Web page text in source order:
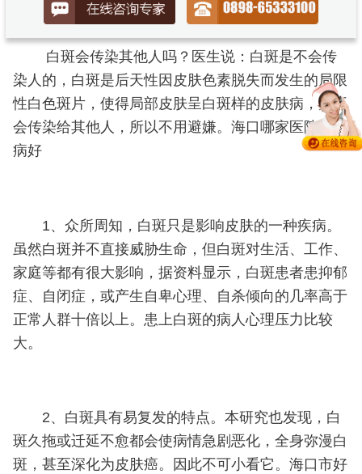
白斑会传染其他人吗？医生说：白斑是不会传
染人的，白斑是后天性因皮肤色素脱失而发生的局限
性白色斑片，使得局部皮肤呈白斑样的皮肤病，并不
会传染给其他人，所以不用避嫌。海口哪家医院皮肤
病好
1、众所周知，白斑只是影响皮肤的一种疾病。
虽然白斑并不直接威胁生命，但白斑对生活、工作、
家庭等都有很大影响，据资料显示，白斑患者患抑郁
症、自闭症，或产生自卑心理、自杀倾向的几率高于
正常人群十倍以上。患上白斑的病人心理压力比较
大。
2、白斑具有易复发的特点。本研究也发现，白
斑久拖或迁延不愈都会使病情急剧恶化，全身弥漫白
斑，甚至深化为皮肤癌。因此不可小看它。海口市好